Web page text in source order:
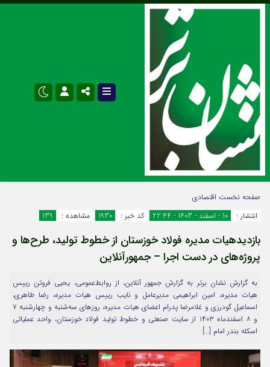
اینستاگرام
سروش
ایتا
آپارات
اپلیکیشن
نام کاربری یا نشانی ایمیل
رمز عبور
مرا به خاطر بسپار
Forget Password
صفحه نخست اقتصادی
انتشار :
10 - اسفند - 1403 - 22:44 کد خبر : 1930 مشاهده : 139
بازدیدهیات مدیره فولاد خوزستان از خطوط تولید، طرح‌ها و
پروژه‌های در دست اجرا – جمهورآنلاین
به گزارش نشان برتر به گزارش جمهور آنلاین، از روابط‌عمومی، یحیی فروتن رییس
هیات‌ مدیره، امین ابراهیمی مدیرعامل و نایب رییس هیات مدیره، رضا طاهری،
اسماعیل گودرزی و غلامرضا پدرام اعضای هیات مدیره، روزهای سه‌شنبه و چهارشنبه ۷
و ۸ اسفندماه ۱۴۰۳ از سایت صنعتی و خطوط تولید فولاد خوزستان، واحد عملیاتی
اسکله بندر امام […]